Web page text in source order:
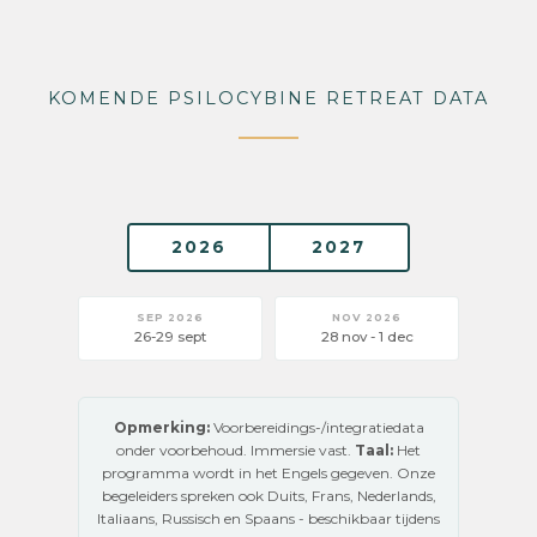
KOMENDE PSILOCYBINE RETREAT DATA
2026 2027
SEP 2026
26-29 sept
NOV 2026
28 nov - 1 dec
Opmerking:Voorbereidings-/integratiedata
onder voorbehoud. Immersie vast. Taal: Het
programma wordt in het Engels gegeven. Onze
begeleiders spreken ook Duits, Frans, Nederlands,
Italiaans, Russisch en Spaans - beschikbaar tijdens